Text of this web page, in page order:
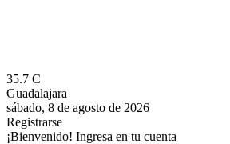
35.7 C
Guadalajara
sábado, 8 de agosto de 2026
Registrarse
¡Bienvenido! Ingresa en tu cuenta